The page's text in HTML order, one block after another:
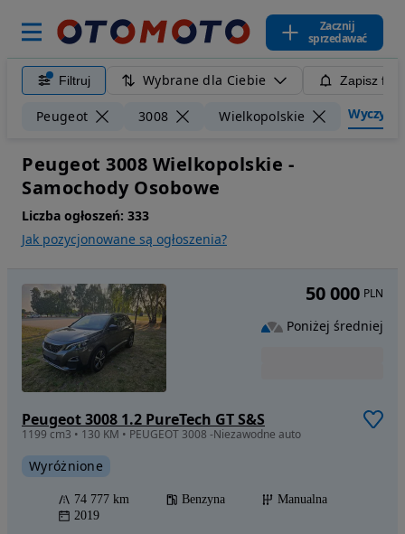
Zacznij
sprzedawać
Filtruj Wybrane dla Ciebie Zapisz
Peugeot 3008 Wielkopolskie Wyczyść
Peugeot 3008 Wielkopolskie -
Samochody Osobowe
Liczba ogłoszeń: 333
Jak pozycjonowane są ogłoszenia?
Peugeot 3008 1.2 PureTech GT S&S
1199 cm3 • 130 KM • PEUGEOT 3008 -Niezawodne auto
Wyróżnione
74 777 km Benzyna
Manualna
2019
50 000 PLN
Poniżej średniej